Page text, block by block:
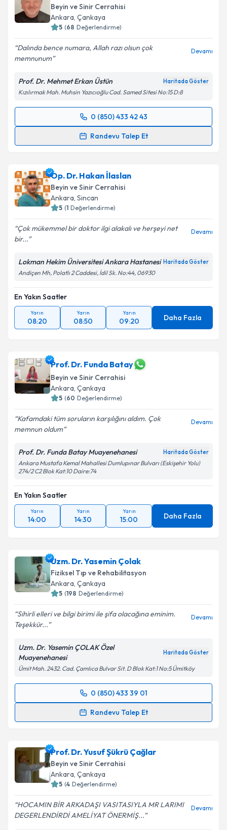
Beyin ve Sinir Cerrahisi
Ankara, Çankaya
5 (68 Değerlendirme)
Dalında bence numara, Allah razı olsun çok
memnunum
Devamı
Prof. Dr. Mehmet Erkan Üstün Haritada Göster
Kızılırmak Mah. Muhsin Yazıcıoğlu Cad. Samed Sitesi No:15 D:8
0 (850) 433 42 43
Randevu Talep Et
Randevu Takvimi Talebi
için bir takvim hazırlandığında e-posta ile
bilgilendireceğiz.
E-posta Adresiniz
Kişisel verilerimin işlenmesine ilişkin
Metni 'ni okudum ve kişisel verilerimin belirtilen
kapsamda işlenmesini kabul ediyorum.
Takvim Talebini Gönder
Op. Dr. Hakan İlaslan
Beyin ve Sinir Cerrahisi
Ankara, Sincan
5 (1 Değerlendirme)
Çok mükemmel bir doktor ilgi alakalı ve herşeyi net
bir...
Devamı
Lokman Hekim Üniversitesi Ankara Hastanesi Haritada Göster
Andiçen Mh, Polatlı 2 Caddesi, İdil Sk. No:44, 06930
En Yakın Saatler
Yarın
08:20
Yarın
08:50
Yarın
09:20 Daha Fazla
Prof. Dr. Funda Batay
Beyin ve Sinir Cerrahisi
Ankara, Çankaya
5 (60 Değerlendirme)
Kafamdaki tüm soruların karşılığını aldım. Çok
memnun oldum
Devamı
Prof. Dr. Funda Batay Muayenehanesi Haritada Göster
Ankara Mustafa Kemal Mahallesi Dumlupınar Bulvarı (Eskişehir Yolu)
274/2 C2 Blok Kat:10 Daire:74
En Yakın Saatler
Yarın
14:00
Yarın
14:30
Yarın
15:00 Daha Fazla
Uzm. Dr. Yasemin Çolak
Fiziksel Tıp ve Rehabilitasyon
Ankara, Çankaya
5 (198 Değerlendirme)
Sihirli elleri ve bilgi birimi ile şifa olacağına eminim.
Teşekkür...
Devamı
Uzm. Dr. Yasemin ÇOLAK Özel
Muayenehanesi
Haritada Göster
Ümit Mah. 2432. Cad. Çamlıca Bulvar Sit. D Blok Kat:1 No:5 Ümitköy
0 (850) 433 39 01
Randevu Talep Et
Randevu Takvimi Talebi
takvim hazırlandığında e-posta ile bilgilendireceğiz.
E-posta Adresiniz
Kişisel verilerimin işlenmesine ilişkin
Prof. Dr. Yusuf Şükrü Çağlar
Beyin ve Sinir Cerrahisi
Ankara, Çankaya
5 (4 Değerlendirme)
HOCAMIN BİR ARKADAŞI VASITASIYLA MR LARIMI
DEGERLENDİRDİ AMELİYAT ÖNERMİŞ...
Devamı